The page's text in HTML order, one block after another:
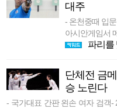
대주
- 온천중때 입
아시안게임서
파리를
단체전 금
승 노린다
- 국가대표 간판 왼손 여자 검객